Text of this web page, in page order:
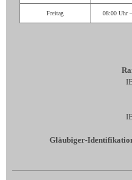
Freitag 08:00 Uhr
Gläubiger-